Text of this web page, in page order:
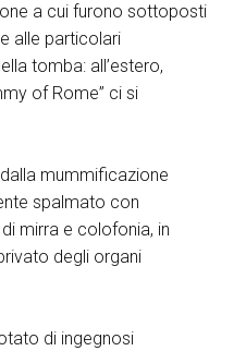
a cui furono sottoposti
alle particolari
tomba: all’estero,
of Rome” ci si
mummificazione
spalmato con
mirra e colofonia, in
degli organi
di ingegnosi